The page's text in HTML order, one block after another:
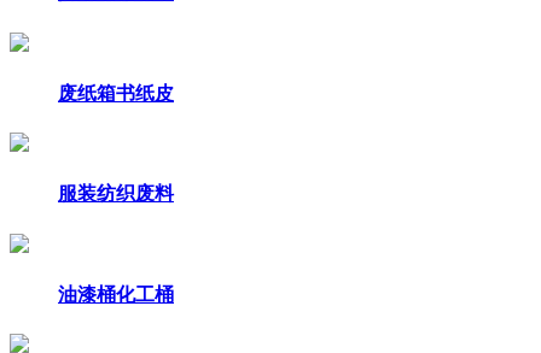
废纸箱书纸皮
服装纺织废料
油漆桶化工桶